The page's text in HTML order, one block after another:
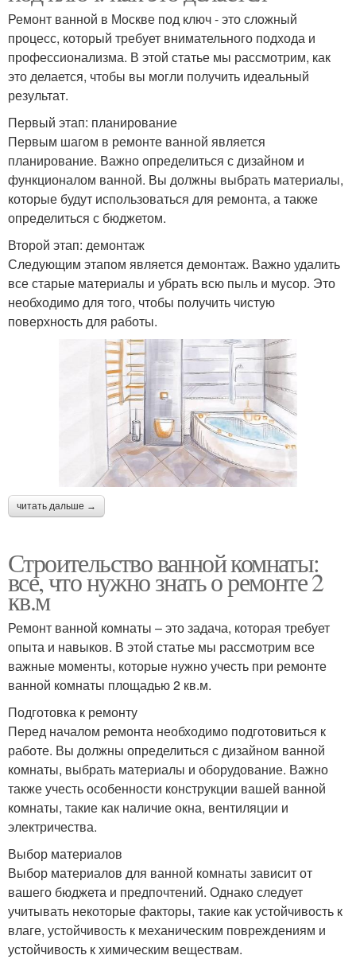
Ремонт ванной в Москве под ключ - это сложный
процесс, который требует внимательного подхода и
профессионализма. В этой статье мы рассмотрим, как
это делается, чтобы вы могли получить идеальный
результат.
Первый этап: планирование
Первым шагом в ремонте ванной является
планирование. Важно определиться с дизайном и
функционалом ванной. Вы должны выбрать материалы,
которые будут использоваться для ремонта, а также
определиться с бюджетом.
Второй этап: демонтаж
Следующим этапом является демонтаж. Важно удалить
все старые материалы и убрать всю пыль и мусор. Это
необходимо для того, чтобы получить чистую
поверхность для работы.
читать дальше →
Строительство ванной комнаты:
все, что нужно знать о ремонте 2
кв.м
Ремонт ванной комнаты – это задача, которая требует
опыта и навыков. В этой статье мы рассмотрим все
важные моменты, которые нужно учесть при ремонте
ванной комнаты площадью 2 кв.м.
Подготовка к ремонту
Перед началом ремонта необходимо подготовиться к
работе. Вы должны определиться с дизайном ванной
комнаты, выбрать материалы и оборудование. Важно
также учесть особенности конструкции вашей ванной
комнаты, такие как наличие окна, вентиляции и
электричества.
Выбор материалов
Выбор материалов для ванной комнаты зависит от
вашего бюджета и предпочтений. Однако следует
учитывать некоторые факторы, такие как устойчивость к
влаге, устойчивость к механическим повреждениям и
устойчивость к химическим веществам.